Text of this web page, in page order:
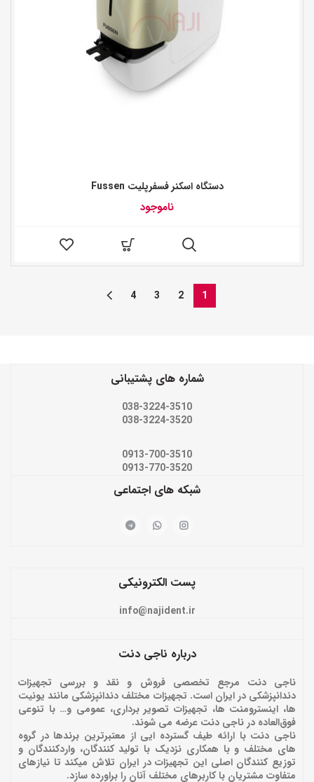
دستگاه اسکنر فسفرپلیت Fussen
ناموجود
1
2
3
4
شماره های پشتیبانی
038-3224-3510
038-3224-3520
0913-700-3510
0913-770-3520
شبکه های اجتماعی
پست الکترونیکی
info@najident.ir
درباره ناجی دنت
ناجی دنت مرجع تخصصی فروش و نقد و بررسی تجهیزات
دندانپزشکی در ایران است. تجهیزات مختلف دندانپزشکی مانند یونیت
ها، اینسترومنت ها، تجهیزات تصویر برداری، عمومی و… با تنوعی
فوق‌العاده در ناجی دنت عرضه می شوند.
ناجی دنت با ارائه‌ طیف گسترده ایی از معتبرترین برندها در گروه
های مختلف و با همکاری نزدیک با تولید کنندگان، واردکنندگان و
توزیع کنندگان اصلی این تجهیزات در ایران تلاش میکند تا نیازهای
متفاوت مشتریان با کاربرهای مختلف آنان را براورده سازد.